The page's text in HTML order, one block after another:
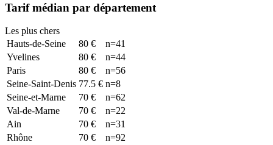
Tarif médian par département
Les plus chers
Hauts-de-Seine
80 € n=41
Yvelines
80 € n=44
Paris
80 € n=56
Seine-Saint-Denis 77.5 € n=8
Seine-et-Marne
70 € n=62
Val-de-Marne
70 € n=22
Ain
70 € n=31
Rhône
70 € n=92